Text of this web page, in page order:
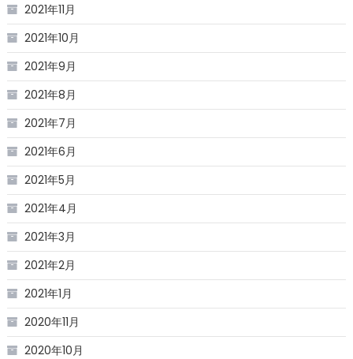
2021年11月
2021年10月
2021年9月
2021年8月
2021年7月
2021年6月
2021年5月
2021年4月
2021年3月
2021年2月
2021年1月
2020年11月
2020年10月